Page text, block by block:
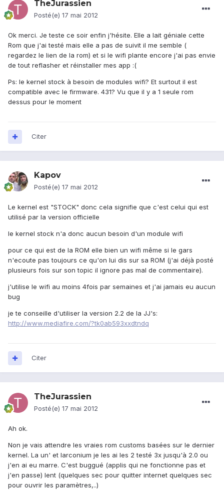
TheJurassien
Posté(e) 17 mai 2012
Ok merci. Je teste ce soir enfin j'hésite. Elle a lait géniale cette
Rom que j'ai testé mais elle a pas de suivit il me semble (
regardez le lien de la rom) et si le wifi plante encore j'ai pas envie
de tout reflasher et réinstaller mes app :(
Ps: le kernel stock à besoin de modules wifi? Et surtout il est
compatible avec le firmware. 431? Vu que il y a 1 seule rom
dessus pour le moment
Citer
Kapov
Posté(e) 17 mai 2012
Le kernel est "STOCK" donc cela signifie que c'est celui qui est
utilisé par la version officielle
le kernel stock n'a donc aucun besoin d'un module wifi
pour ce qui est de la ROM elle bien un wifi même si le gars
n'ecoute pas toujours ce qu'on lui dis sur sa ROM (j'ai déjà posté
plusieurs fois sur son topic il ignore pas mal de commentaire).
j'utilise le wifi au moins 4fois par semaines et j'ai jamais eu aucun
bug
je te conseille d'utiliser la version 2.2 de la JJ's:
http://www.mediafire.com/?tk0ab593xxdtndq
Citer
TheJurassien
Posté(e) 17 mai 2012
Ah ok.
Non je vais attendre les vraies rom customs basées sur le dernier
kernel. La un' et larconium je les ai les 2 testé 3x jusqu'à 2.0 ou
j'en ai eu marre. C'est buggué (applis qui ne fonctionne pas et
j'en passe) lent (quelques sec pour quitter internet quelques sec
pour ouvrir les paramètres,..)